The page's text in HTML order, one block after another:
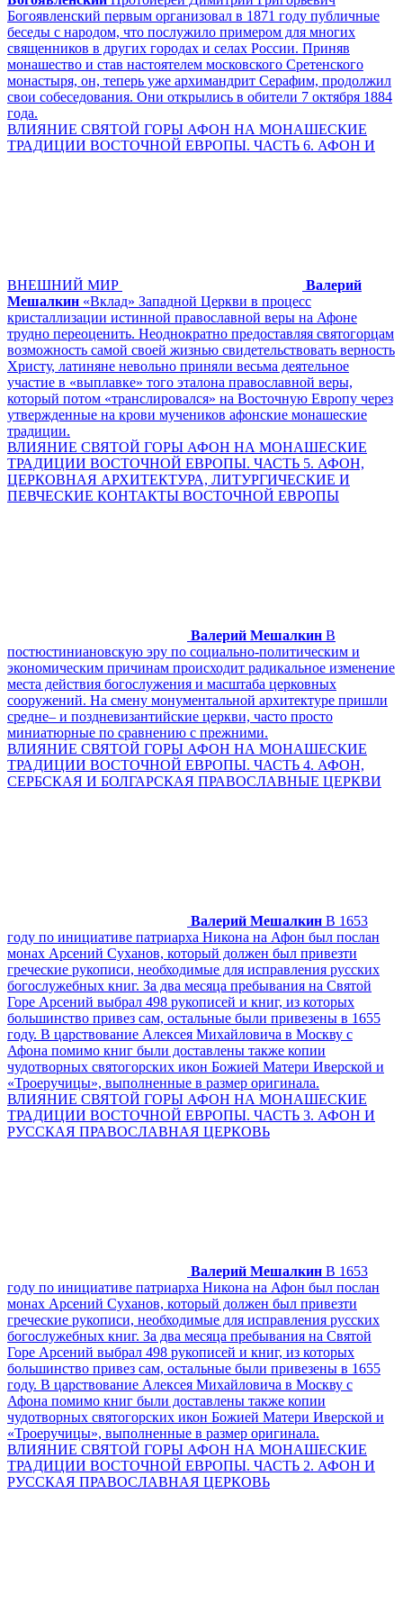
Богоявленский первым организовал в 1871 году публичные
беседы с народом, что послужило примером для многих
священников в других городах и селах России. Приняв
монашество и став настоятелем московского Сретенского
монастыря, он, теперь уже архимандрит Серафим, продолжил
свои собеседования. Они открылись в обители 7 октября 1884
года.
ВЛИЯНИЕ СВЯТОЙ ГОРЫ АФОН НА МОНАШЕСКИЕ
ТРАДИЦИИ ВОСТОЧНОЙ ЕВРОПЫ. ЧАСТЬ 6. АФОН И
ВНЕШНИЙ МИР
Валерий
Мешалкин «Вклад» Западной Церкви в процесс
кристаллизации истинной православной веры на Афоне
трудно переоценить. Неоднократно предоставляя святогорцам
возможность самой своей жизнью свидетельствовать верность
Христу, латиняне невольно приняли весьма деятельное
участие в «выплавке» того эталона православной веры,
который потом «транслировался» на Восточную Европу через
утвержденные на крови мучеников афонские монашеские
традиции.
ВЛИЯНИЕ СВЯТОЙ ГОРЫ АФОН НА МОНАШЕСКИЕ
ТРАДИЦИИ ВОСТОЧНОЙ ЕВРОПЫ. ЧАСТЬ 5. АФОН,
ЦЕРКОВНАЯ АРХИТЕКТУРА, ЛИТУРГИЧЕСКИЕ И
ПЕВЧЕСКИЕ КОНТАКТЫ ВОСТОЧНОЙ ЕВРОПЫ
Валерий Мешалкин В
постюстиниановскую эру по социально-политическим и
экономическим причинам происходит радикальное изменение
места действия богослужения и масштаба церковных
сооружений. На смену монументальной архитектуре пришли
средне– и поздневизантийские церкви, часто просто
миниатюрные по сравнению с прежними.
ВЛИЯНИЕ СВЯТОЙ ГОРЫ АФОН НА МОНАШЕСКИЕ
ТРАДИЦИИ ВОСТОЧНОЙ ЕВРОПЫ. ЧАСТЬ 4. АФОН,
СЕРБСКАЯ И БОЛГАРСКАЯ ПРАВОСЛАВНЫЕ ЦЕРКВИ
Валерий Мешалкин В 1653
году по инициативе патриарха Никона на Афон был послан
монах Арсений Суханов, который должен был привезти
греческие рукописи, необходимые для исправления русских
богослужебных книг. За два месяца пребывания на Святой
Горе Арсений выбрал 498 рукописей и книг, из которых
большинство привез сам, остальные были привезены в 1655
году. В царствование Алексея Михайловича в Москву с
Афона помимо книг были доставлены также копии
чудотворных святогорских икон Божией Матери Иверской и
«Троеручицы», выполненные в размер оригинала.
ВЛИЯНИЕ СВЯТОЙ ГОРЫ АФОН НА МОНАШЕСКИЕ
ТРАДИЦИИ ВОСТОЧНОЙ ЕВРОПЫ. ЧАСТЬ 3. АФОН И
РУССКАЯ ПРАВОСЛАВНАЯ ЦЕРКОВЬ
Валерий Мешалкин В 1653
году по инициативе патриарха Никона на Афон был послан
монах Арсений Суханов, который должен был привезти
греческие рукописи, необходимые для исправления русских
богослужебных книг. За два месяца пребывания на Святой
Горе Арсений выбрал 498 рукописей и книг, из которых
большинство привез сам, остальные были привезены в 1655
году. В царствование Алексея Михайловича в Москву с
Афона помимо книг были доставлены также копии
чудотворных святогорских икон Божией Матери Иверской и
«Троеручицы», выполненные в размер оригинала.
ВЛИЯНИЕ СВЯТОЙ ГОРЫ АФОН НА МОНАШЕСКИЕ
ТРАДИЦИИ ВОСТОЧНОЙ ЕВРОПЫ. ЧАСТЬ 2. АФОН И
РУССКАЯ ПРАВОСЛАВНАЯ ЦЕРКОВЬ